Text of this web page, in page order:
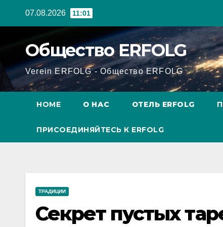
07.08.2026 11:01
Общество ERFOLG
Verein ERFOLG - Общество ERFOLG
HOME О НАС ОТЕЛЬ ERFOLG
ПРИСОЕДИНЯЙТЕСЬ К ERFOLG
ТРАДИЦИИ
Секрет пустых